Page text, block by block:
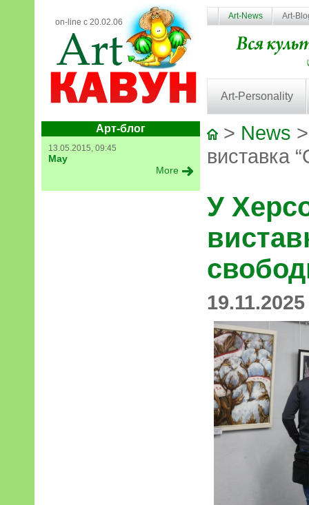
on-line с 20.02.06
Art-News Art-
Art-Personality
Арт-блог
13.05.2015, 09:45
May
More
> News
виставка
У